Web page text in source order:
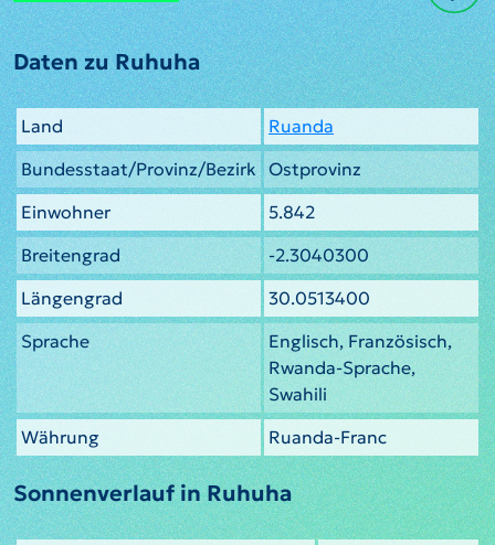
Daten zu Ruhuha
Land
Ruanda
Bundesstaat/Provinz/Bezirk Ostprovinz
Einwohner
5.842
Breitengrad
-2.3040300
Längengrad
30.0513400
Sprache
Englisch, Französisch,
Rwanda-Sprache,
Swahili
Währung
Ruanda-Franc
Sonnenverlauf in Ruhuha